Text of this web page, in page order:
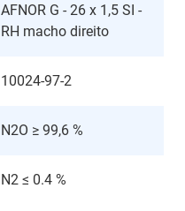
AFNOR G - 26 x 1,5 SI -
RH macho direito
10024-97-2
N2O ≥ 99,6 %
N2 ≤ 0.4 %